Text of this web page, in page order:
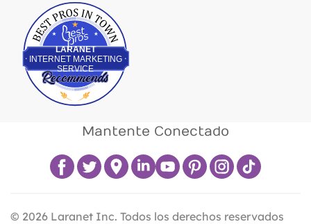
LARANET
INTERNET MARKETING
SERVICE
Best Pros In Town
Mantente Conectado
© 2026 Laranet Inc. Todos los derechos reservados